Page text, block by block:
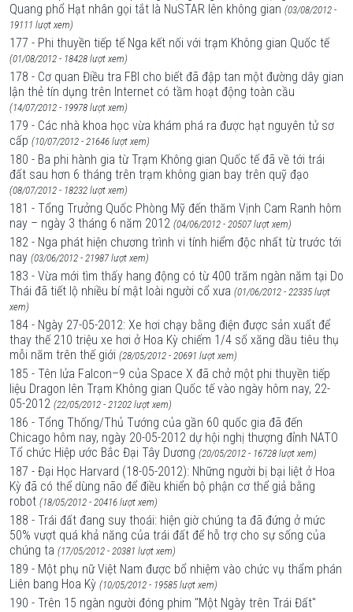
Quang phổ Hạt nhân gọi tắt là NuSTAR lên không gian (03/08/2012 -
19111 lượt xem)
177 - Phi thuyền tiếp tế Nga kết nối với trạm Không gian Quốc tế
(01/08/2012 - 18428 lượt xem)
178 - Cơ quan Điều tra FBI cho biết đã đập tan một đường dây gian
lận thẻ tín dụng trên Internet có tầm hoạt động toàn cầu
(14/07/2012 - 19978 lượt xem)
179 - Các nhà khoa học vừa khám phá ra được hạt nguyên tử sơ
cấp (10/07/2012 - 21646 lượt xem)
180 - Ba phi hành gia từ Trạm Không gian Quốc tế đã về tới trái
đất sau hơn 6 tháng trên trạm không gian bay trên quỹ đạo
(08/07/2012 - 18232 lượt xem)
181 - Tổng Trưởng Quốc Phòng Mỹ đến thăm Vịnh Cam Ranh hôm
nay – ngày 3 tháng 6 năm 2012 (04/06/2012 - 20507 lượt xem)
182 - Nga phát hiện chương trình vi tính hiểm độc nhất từ trước tới
nay (03/06/2012 - 21987 lượt xem)
183 - Vừa mới tìm thấy hang động có từ 400 trăm ngàn năm tại Do
Thái đã tiết lộ nhiều bí mật loài người cổ xưa (01/06/2012 - 22335 lượt
xem)
184 - Ngày 27-05-2012: Xe hơi chạy bằng điện được sản xuất để
thay thế 210 triệu xe hơi ở Hoa Kỳ chiếm 1/4 số xăng dầu tiêu thụ
mỗi năm trên thế giới (28/05/2012 - 20691 lượt xem)
185 - Tên lửa Falcon–9 của Space X đã chở một phi thuyền tiếp
liệu Dragon lên Trạm Không gian Quốc tế vào ngày hôm nay, 22-
05-2012 (22/05/2012 - 21202 lượt xem)
186 - Tổng Thống/Thủ Tướng của gần 60 quốc gia đã đến
Chicago hôm nay, ngày 20-05-2012 dự hội nghị thượng đỉnh NATO
Tổ chức Hiệp ước Bắc Đại Tây Dương (20/05/2012 - 16728 lượt xem)
187 - Đại Học Harvard (18-05-2012): Những người bị bại liệt ở Hoa
Kỳ đã có thể dùng não để điều khiển bộ phận cơ thể giả bằng
robot (18/05/2012 - 20416 lượt xem)
188 - Trái đất đang suy thoái: hiện giờ chúng ta đã đứng ở mức
50% vượt quá khả năng của trái đất để hỗ trợ cho sự sống của
chúng ta (17/05/2012 - 20381 lượt xem)
189 - Một phụ nữ Việt Nam được bổ nhiệm vào chức vụ thẩm phán
Liên bang Hoa Kỳ (10/05/2012 - 19585 lượt xem)
190 - Trên 15 ngàn người đóng phim "Một Ngày trên Trái Đất"